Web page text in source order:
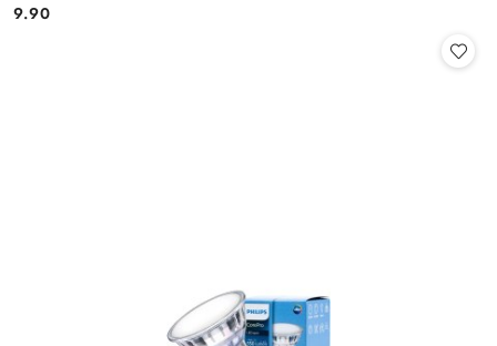
Cena:
9.90